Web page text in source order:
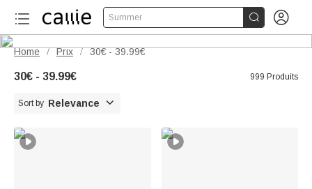
Summer  
Home / Prix / 30€ - 39.99€
30€ - 39.99€ 999 Produits
Sort by Relevance 